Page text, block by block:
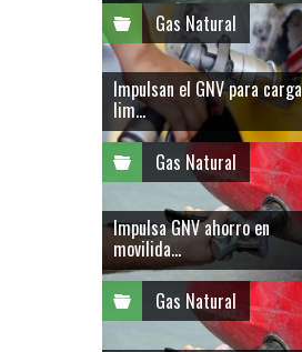
Gas Natural
Impulsan el GNV para carga
lim...
Gas Natural
Impulsa GNV ahorro en
movilida...
Gas Natural